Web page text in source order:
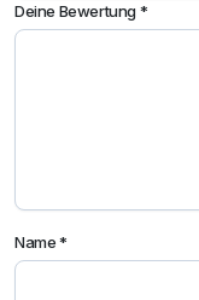
Deine Bewertung*
Name*